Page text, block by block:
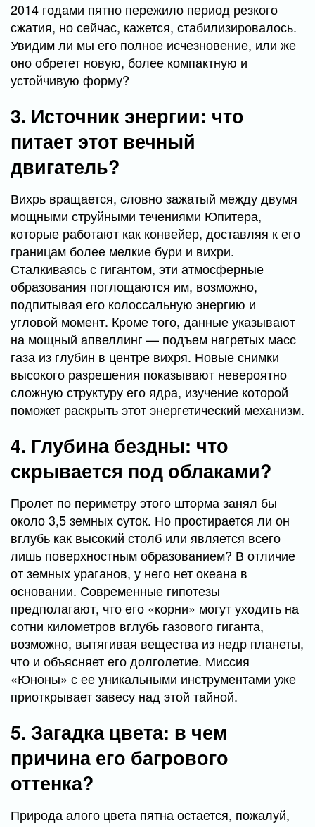
2014 годами пятно пережило период резкого
сжатия, но сейчас, кажется, стабилизировалось.
Увидим ли мы его полное исчезновение, или же
оно обретет новую, более компактную и
устойчивую форму?
3. Источник энергии: что
питает этот вечный
двигатель?
Вихрь вращается, словно зажатый между двумя
мощными струйными течениями Юпитера,
которые работают как конвейер, доставляя к его
границам более мелкие бури и вихри.
Сталкиваясь с гигантом, эти атмосферные
образования поглощаются им, возможно,
подпитывая его колоссальную энергию и
угловой момент. Кроме того, данные указывают
на мощный апвеллинг — подъем нагретых масс
газа из глубин в центре вихря. Новые снимки
высокого разрешения показывают невероятно
сложную структуру его ядра, изучение которой
поможет раскрыть этот энергетический механизм.
4. Глубина бездны: что
скрывается под облаками?
Пролет по периметру этого шторма занял бы
около 3,5 земных суток. Но простирается ли он
вглубь как высокий столб или является всего
лишь поверхностным образованием? В отличие
от земных ураганов, у него нет океана в
основании. Современные гипотезы
предполагают, что его «корни» могут уходить на
сотни километров вглубь газового гиганта,
возможно, вытягивая вещества из недр планеты,
что и объясняет его долголетие. Миссия
«Юноны» с ее уникальными инструментами уже
приоткрывает завесу над этой тайной.
5. Загадка цвета: в чем
причина его багрового
оттенка?
Природа алого цвета пятна остается, пожалуй,